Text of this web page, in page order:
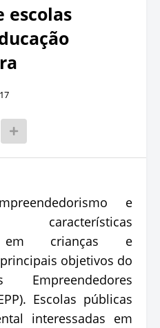
escolas
e
em crianças e
objetivos do
Empreendedores
Escolas públicas
interessadas em